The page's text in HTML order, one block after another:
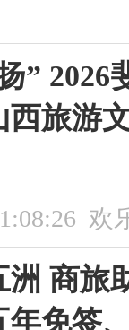
” 2026
西旅游
欢
洲 商
年免签